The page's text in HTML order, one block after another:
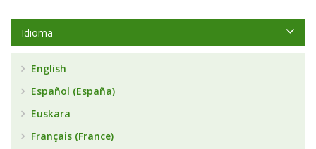
Idioma
English
Español (España)
Euskara
Français (France)